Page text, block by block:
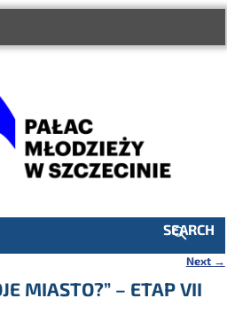
SEARCH
Next →
MIASTO?” – ETAP VII